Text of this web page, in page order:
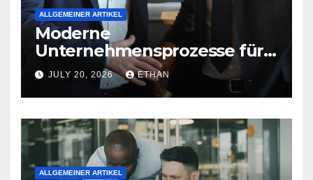
ALLGEMEINER ARTIKEL
Moderne
Unternehmensprozesse für
nachhaltige
Strukturentwicklung
JULY 20, 2026 ETHAN
ALLGEMEINER ARTIKEL